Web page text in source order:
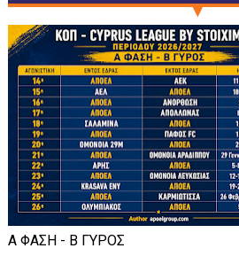
Α ΦΑΣΗ - Β ΓΥΡΟΣ